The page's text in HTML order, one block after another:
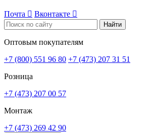
Почта  Вконтакте 
Найти
Оптовым покупателям
+7 (800) 551 96 80 +7 (473) 207 31 51
Розница
+7 (473) 207 00 57
Монтаж
+7 (473) 269 42 90